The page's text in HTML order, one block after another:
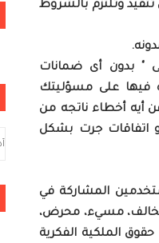
وتلتزم بالشروط
بدون أى ضمانات
فيها على مسؤليتك
أيه أخطاء ناتجه من
اتفاقات جرت بشكل
المشاركة في
مخالف، مسيء، محرض،
الملكية الفكرية